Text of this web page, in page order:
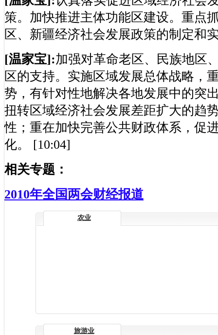
策。加快推进主体功能区建设。重点
区、新疆经济社会发展政策的制定和
[温家宝]:加强对革命老区、民族地区
区的支持。实施区域发展总体战略，
势，有针对性地解决各地发展中的突
扭转区域经济社会发展差距扩大的趋
性；重在加快完善公共财政体系，促
化。 [10:04]
相关专题：
2010年全国两会财经报道
农业
旅游业